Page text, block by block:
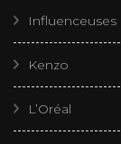
Influenceuses
Kenzo
L’Oréal